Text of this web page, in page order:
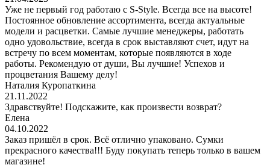
Уже не первый год работаю с S-Style. Всегда все на высоте!
Постоянное обновление ассортимента, всегда актуальные
модели и расцветки. Самые лучшие менеджеры, работать
одно удовольствие, всегда в срок выставляют счет, идут на
встречу по всем моментам, которые появляются в ходе
работы. Рекомендую от души, Вы лучшие! Успехов и
процветания Вашему делу!
Наталия Куропаткина
21.11.2022
Здравствуйте! Подскажите, как произвести возврат?
Елена
04.10.2022
Заказ пришёл в срок. Всё отлично упаковано. Сумки
прекрасного качества!!! Буду покупать теперь только в вашем
магазине!